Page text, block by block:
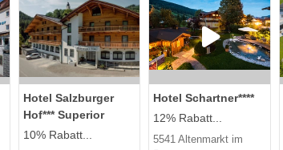
Hotel Salzburger
Hof*** Superior
10% Rabatt...
Hotel Schartner****
12% Rabatt...
5541 Altenmarkt im